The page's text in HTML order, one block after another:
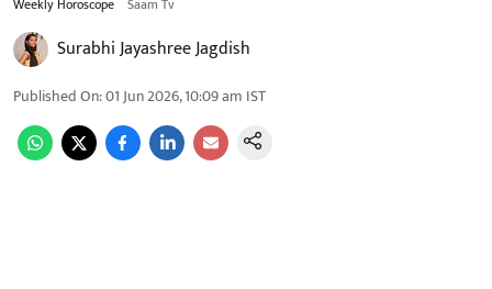
Surabhi Jayashree Jagdish
Published On:01 Jun 2026, 10:09 am IST